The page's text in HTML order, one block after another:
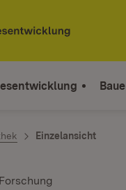
Einzelansicht
Forschung